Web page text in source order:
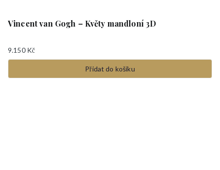
Vincent van Gogh – Květy mandloní 3D
9.150 Kč
Přidat do košíku